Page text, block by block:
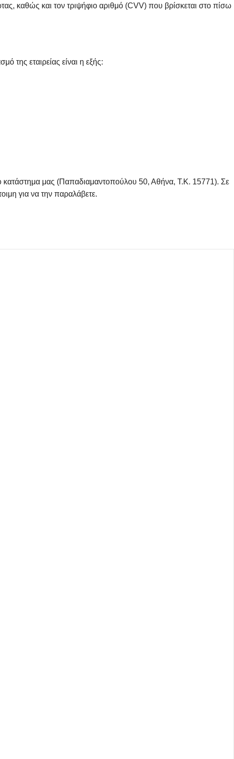
καθώς και τον τριψήφιο αριθμό (CVV) που βρίσκεται στο πίσω
της εταιρείας είναι η εξής:
κατάστημα μας (Παπαδιαμαντοπούλου 50, Αθήνα, Τ.Κ. 15771). Σε
για να την παραλάβετε.